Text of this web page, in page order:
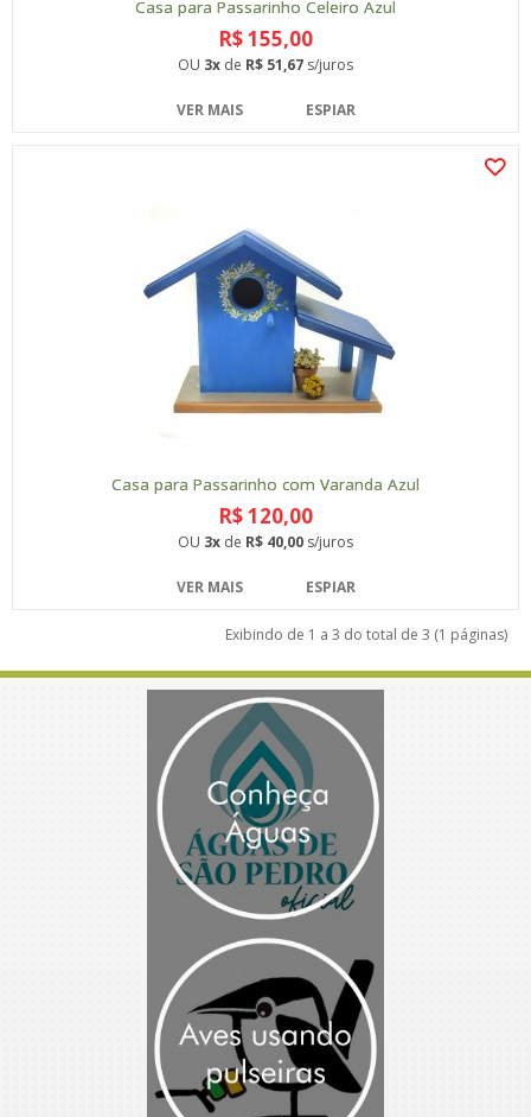
Casa para Passarinho Celeiro Azul
R$ 155,00
OU 3x de R$ 51,67 s/juros
VER MAIS ESPIAR
Casa para Passarinho com Varanda Azul
R$ 120,00
OU 3x de R$ 40,00 s/juros
VER MAIS ESPIAR
Exibindo de 1 a 3 do total de 3 (1 páginas)